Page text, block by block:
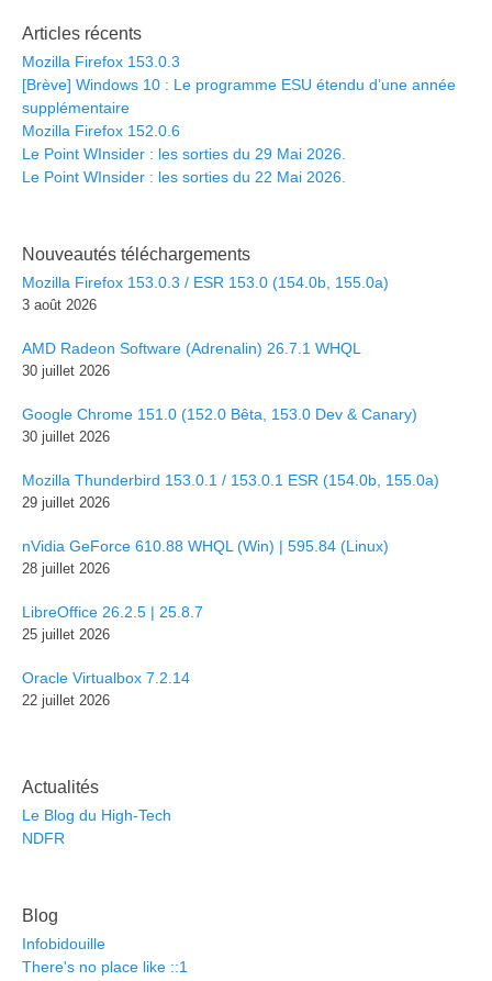
Articles récents
Mozilla Firefox 153.0.3
[Brève] Windows 10 : Le programme ESU étendu d’une année
supplémentaire
Mozilla Firefox 152.0.6
Le Point WInsider : les sorties du 29 Mai 2026.
Le Point WInsider : les sorties du 22 Mai 2026.
Nouveautés téléchargements
Mozilla Firefox 153.0.3 / ESR 153.0 (154.0b, 155.0a)
3 août 2026
AMD Radeon Software (Adrenalin) 26.7.1 WHQL
30 juillet 2026
Google Chrome 151.0 (152.0 Bêta, 153.0 Dev & Canary)
30 juillet 2026
Mozilla Thunderbird 153.0.1 / 153.0.1 ESR (154.0b, 155.0a)
29 juillet 2026
nVidia GeForce 610.88 WHQL (Win) | 595.84 (Linux)
28 juillet 2026
LibreOffice 26.2.5 | 25.8.7
25 juillet 2026
Oracle Virtualbox 7.2.14
22 juillet 2026
Actualités
Le Blog du High-Tech
NDFR
Blog
Infobidouille
There's no place like ::1